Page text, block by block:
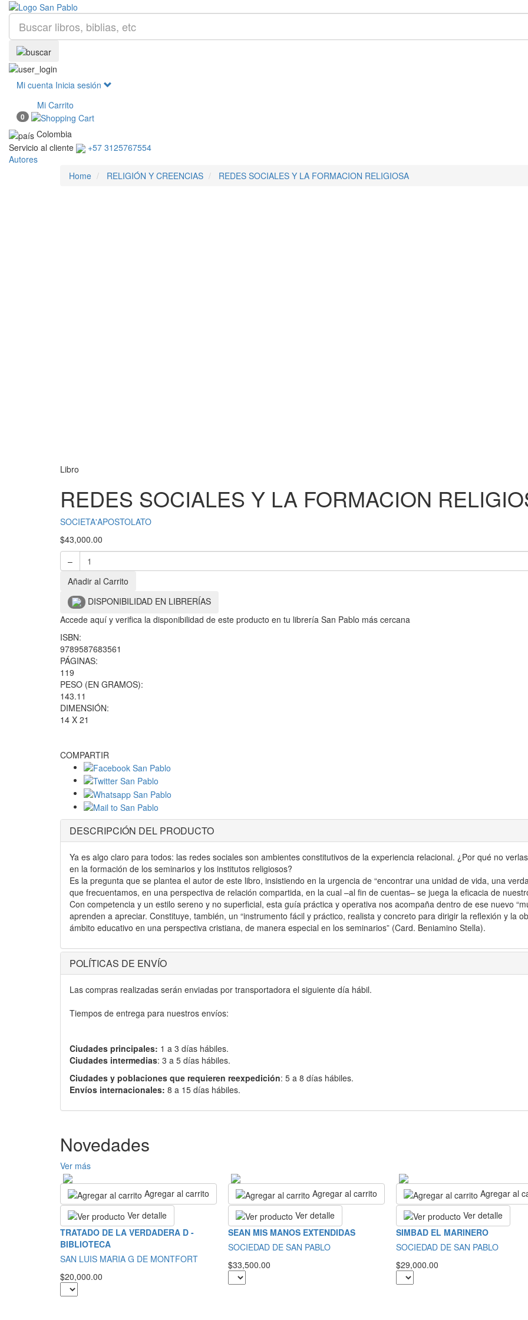
Mi cuenta Inicia sesión
Mi Carrito
0
Colombia
Servicio al cliente
+57 3125767554
Autores
Home
RELIGIÓN Y CREENCIAS REDES SOCIALES Y LA FORMACION RELIGIOSA
Libro
REDES SOCIALES Y LA FORMACION
SOCIETA'APOSTOLATO
$43,000.00
–
Añadir al Carrito
DISPONIBILIDAD EN LIBRERÍAS
Accede aquí y verifica la disponibilidad de este producto en tu librería San Pablo más cercana
ISBN:
9789587683561
PÁGINAS:
119
PESO (EN GRAMOS):
143.11
DIMENSIÓN:
14 X 21
COMPARTIR
DESCRIPCIÓN DEL PRODUCTO
Ya es algo claro para todos: las redes sociales son ambientes constitutivos de la experiencia relacional. ¿Por qué no
en la formación de los seminarios y los institutos religiosos?
Es la pregunta que se plantea el autor de este libro, insistiendo en la urgencia de “encontrar una unidad de vida, una
que frecuentamos, en una perspectiva de relación compartida, en la cual –al fin de cuentas– se juega la eficacia de
Con competencia y un estilo sereno y no superficial, esta guía práctica y operativa nos acompaña dentro de ese nuevo
aprenden a apreciar. Constituye, también, un “instrumento fácil y práctico, realista y concreto para dirigir la reflexión y la
ámbito educativo en una perspectiva cristiana, de manera especial en los seminarios” (Card. Beniamino Stella).
POLÍTICAS DE ENVÍO
Las compras realizadas serán enviadas por transportadora el siguiente día hábil.
Tiempos de entrega para nuestros envíos:
Ciudades principales: 1 a 3 días hábiles.
Ciudades intermedias: 3 a 5 días hábiles.
Ciudades y poblaciones que requieren reexpedición: 5 a 8 días hábiles.
Envíos internacionales: 8 a 15 días hábiles.
Novedades
Ver más
Agregar al carrito
Ver detalle
TRATADO DE LA VERDADERA D -
BIBLIOTECA
SAN LUIS MARIA G DE MONTFORT
$20,000.00
Agregar al carrito
Ver detalle
SEAN MIS MANOS EXTENDIDAS
SOCIEDAD DE SAN PABLO
$33,500.00
Agregar al
Ver detalle
SIMBAD EL MARINERO
SOCIEDAD DE SAN PABLO
$29,000.00